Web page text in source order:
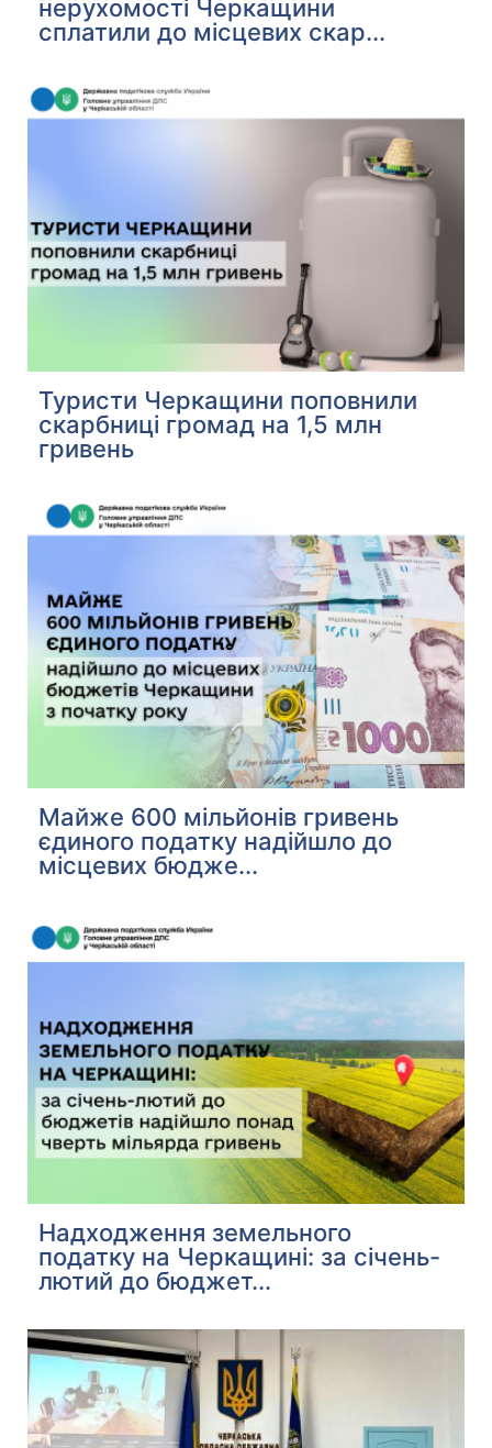
нерухомості Черкащини
сплатили до місцевих скар...
Туристи Черкащини поповнили
скарбниці громад на 1,5 млн
гривень
Майже 600 мільйонів гривень
єдиного податку надійшло до
місцевих бюдже...
Надходження земельного
податку на Черкащині: за січень-
лютий до бюджет...